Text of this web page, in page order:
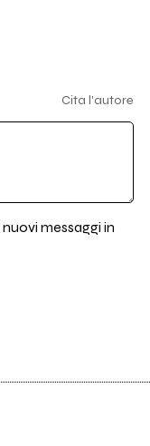
Cita l'autore
messaggi in